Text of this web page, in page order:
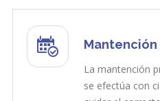
La mantención
se efectúa con